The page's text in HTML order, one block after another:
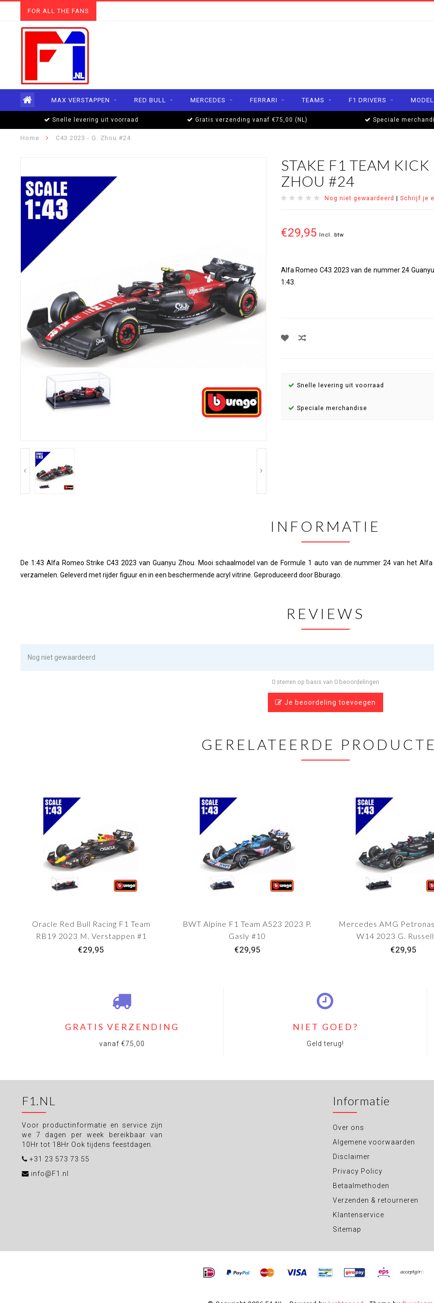
FOR ALL THE FANS
MAX VERSTAPPEN RED BULL MERCEDES FERRARI TEAMS F1 DRIVERS
Snelle levering uit voorraad Gratis verzending vanaf €75,00 (NL) Speciale
Home C43 2023 - G. Zhou #24
STAKE F1 TEAM
ZHOU #24
Nog niet gewaardeerd | Schrijf je
€29,95 Incl. btw
Alfa Romeo C43 2023 van de nummer 24
1:43.
Snelle levering uit voorraad
Speciale merchandise
INFORMATIE
De 1:43 Alfa Romeo Strike C43 2023 van Guanyu Zhou. Mooi schaalmodel van de Formule 1 auto van de nummer 24 van het
verzamelen. Geleverd met rijder figuur en in een beschermende acryl vitrine. Geproduceerd door Bburago.
REVIEWS
Nog niet gewaardeerd
0 sterren op basis van 0 beoordelingen
Je beoordeling toevoegen
GERELATEERDE
Oracle Red Bull Racing F1 Team
RB19 2023 M. Verstappen #1
€29,95
BWT Alpine F1 Team A523 2023 P.
Gasly #10
€29,95
Mercedes AMG
W14 2023 G.
€29,95
GRATIS VERZENDING
vanaf €75,00
NIET GOED?
Geld terug!
F1.NL
Voor productinformatie en service zijn
we 7 dagen per week bereikbaar van
10Hr tot 18Hr Ook tijdens feestdagen.
+31 23 573 73 55
info@F1.nl
Informatie
Over ons
Algemene voorwaarden
Disclaimer
Privacy Policy
Betaalmethoden
Verzenden & retourneren
Klantenservice
Sitemap